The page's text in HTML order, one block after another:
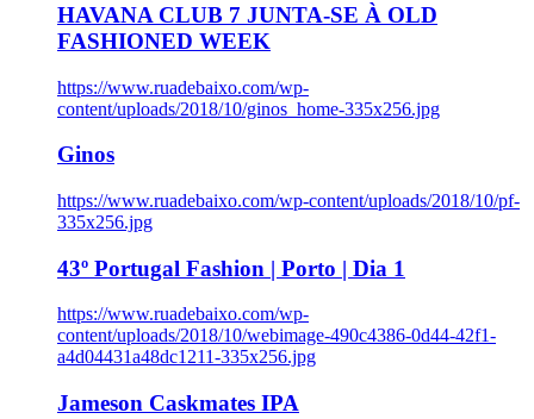
HAVANA CLUB 7 JUNTA-SE À OLD
FASHIONED WEEK
https://www.ruadebaixo.com/wp-
content/uploads/2018/10/ginos_home-335x256.jpg
Ginos
https://www.ruadebaixo.com/wp-content/uploads/2018/10/pf-
335x256.jpg
43º Portugal Fashion | Porto | Dia 1
https://www.ruadebaixo.com/wp-
content/uploads/2018/10/webimage-490c4386-0d44-42f1-
a4d04431a48dc1211-335x256.jpg
Jameson Caskmates IPA